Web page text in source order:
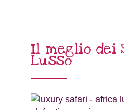
Il meglio dei
Lusso